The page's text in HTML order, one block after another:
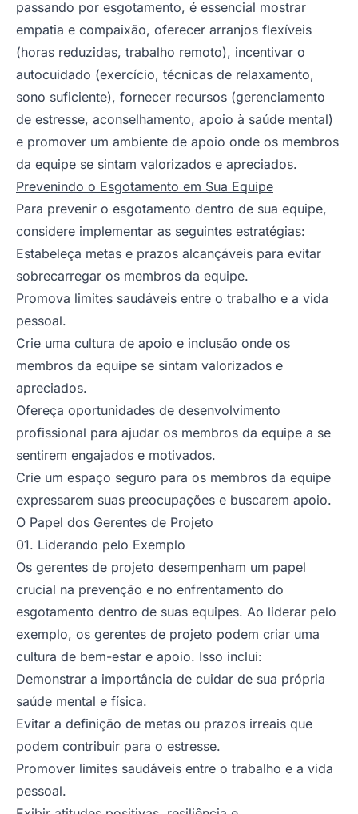
passando por esgotamento, é essencial mostrar
empatia e compaixão, oferecer arranjos flexíveis
(horas reduzidas, trabalho remoto), incentivar o
autocuidado (exercício, técnicas de relaxamento,
sono suficiente), fornecer recursos (gerenciamento
de estresse, aconselhamento, apoio à saúde mental)
e promover um ambiente de apoio onde os membros
da equipe se sintam valorizados e apreciados.
Prevenindo o Esgotamento em Sua Equipe
Para prevenir o esgotamento dentro de sua equipe,
considere implementar as seguintes estratégias:
Estabeleça metas e prazos alcançáveis para evitar
sobrecarregar os membros da equipe.
Promova limites saudáveis entre o trabalho e a vida
pessoal.
Crie uma cultura de apoio e inclusão onde os
membros da equipe se sintam valorizados e
apreciados.
Ofereça oportunidades de desenvolvimento
profissional para ajudar os membros da equipe a se
sentirem engajados e motivados.
Crie um espaço seguro para os membros da equipe
expressarem suas preocupações e buscarem apoio.
O Papel dos Gerentes de Projeto
01. Liderando pelo Exemplo
Os gerentes de projeto desempenham um papel
crucial na prevenção e no enfrentamento do
esgotamento dentro de suas equipes. Ao liderar pelo
exemplo, os gerentes de projeto podem criar uma
cultura de bem-estar e apoio. Isso inclui:
Demonstrar a importância de cuidar de sua própria
saúde mental e física.
Evitar a definição de metas ou prazos irreais que
podem contribuir para o estresse.
Promover limites saudáveis entre o trabalho e a vida
pessoal.